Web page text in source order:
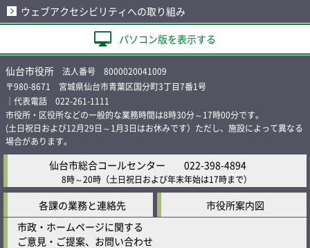
ウェブアクセシビリティへの取り組み
パソコン版を表示する
仙台市役所 法人番号 8000020041009
〒980-8671 宮城県仙台市青葉区国分町3丁目7番1号
｜代表電話 022-261-1111
市役所・区役所などの一般的な業務時間は8時30分～17時00分です。
(土日祝日および12月29日～1月3日はお休みです）ただし、施設によって異なる
場合があります。
仙台市総合コールセンター 022-398-4894
8時～20時 （土日祝日および年末年始は17時まで）
各課の業務と連絡先
市役所案内図
市政・ホームページに関する
ご意見・ご提案、お問い合わせ